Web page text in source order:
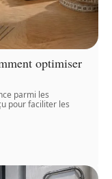
optimiser
parmi les
pour faciliter les